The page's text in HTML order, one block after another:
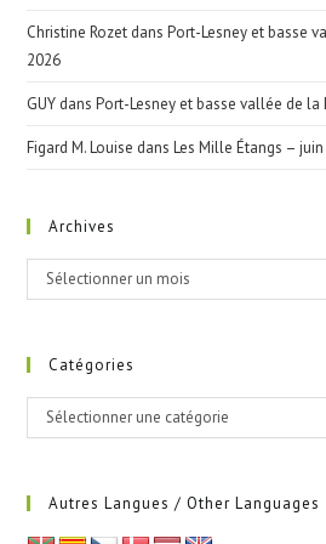
Christine Rozet dansPort-Lesney et basse
2026
GUY dansPort-Lesney et basse vallée de
Figard M. Louise dansLes Mille Étangs –
Archives
Archives
Sélectionner un mois
Catégories
Catégories
Sélectionner une catégorie
Autres Langues / Other Languages